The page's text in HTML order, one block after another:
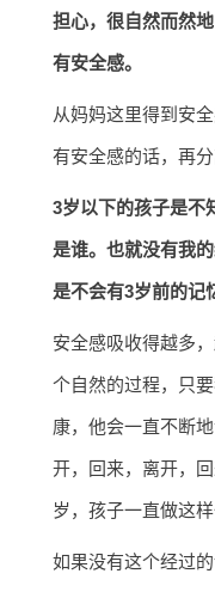
担心，很自然而然
有安全感。
从妈妈这里得到安
有安全感的话，再分
3岁以下的孩子是不
是谁。也就没有我
是不会有3岁前的记
安全感吸收得越多
个自然的过程，只
康，他会一直不断
开，回来，离开，
岁，孩子一直做这样
如果没有这个经过